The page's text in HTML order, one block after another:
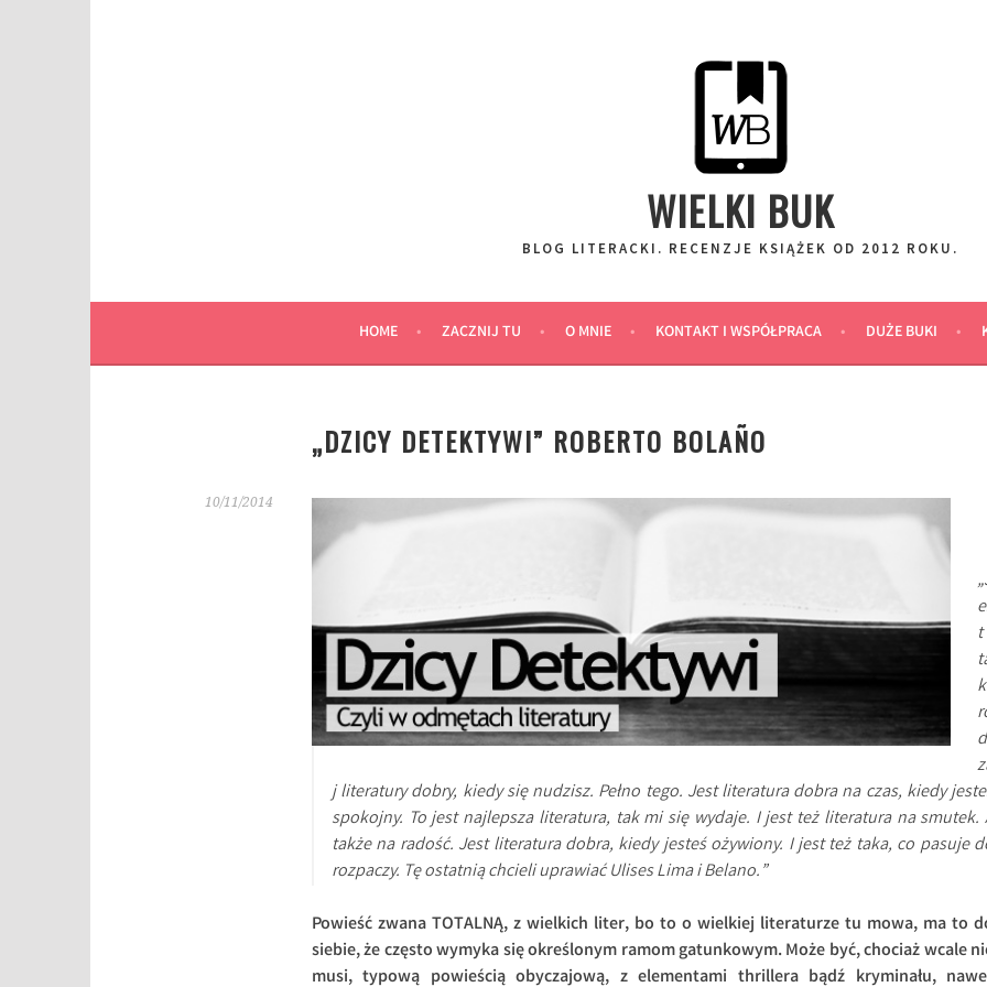
WIELKI BUK
BLOG LITERACKI. RECENZJE KSIĄŻEK OD 2012 ROKU.
HOME ZACZNIJ TU O MNIE KONTAKT I WSPÓŁPRACA DUŻE BUKI
„DZICY DETEKTYWI” ROBERTO BOLAÑO
10/11/2014
t
d
j literatury dobry, kiedy się nudzisz. Pełno tego. Jest literatura dobra na czas, kiedy
spokojny. To jest najlepsza literatura, tak mi się wydaje. I jest też literatura na smutek.
także na radość. Jest literatura dobra, kiedy jesteś ożywiony. I jest też taka, co pasuje
rozpaczy. Tę ostatnią chcieli uprawiać Ulises Lima i Belano.”
Powieść zwana TOTALNĄ, z wielkich liter, bo to o wielkiej literaturze tu mowa, ma to
siebie, że często wymyka się określonym ramom gatunkowym. Może być, chociaż wcale
musi, typową powieścią obyczajową, z elementami thrillera bądź kryminału,